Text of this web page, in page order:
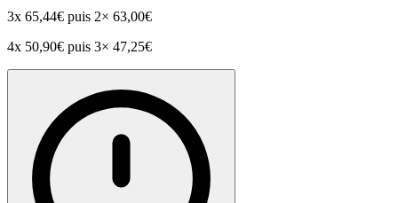
3x 65,44€ puis 2× 63,00€
4x 50,90€ puis 3× 47,25€